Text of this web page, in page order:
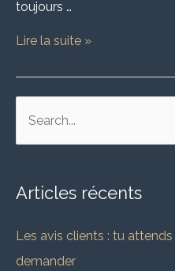
toujours …
Lire la suite »
e
h
Articles récents
Les avis clients : tu
demander